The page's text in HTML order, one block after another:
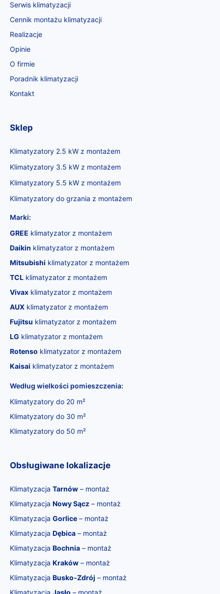
Serwis klimatyzacji
Cennik montażu klimatyzacji
Realizacje
Opinie
O firmie
Poradnik klimatyzacji
Kontakt
Sklep
Klimatyzatory 2.5 kW z montażem
Klimatyzatory 3.5 kW z montażem
Klimatyzatory 5.5 kW z montażem
Klimatyzatory do grzania z montażem
Marki:
GREE klimatyzator z montażem
Daikin klimatyzator z montażem
Mitsubishi klimatyzator z montażem
TCL klimatyzator z montażem
Vivax klimatyzator z montażem
AUX klimatyzator z montażem
Fujitsu klimatyzator z montażem
LG klimatyzator z montażem
Rotenso klimatyzator z montażem
Kaisai klimatyzator z montażem
Według wielkości pomieszczenia:
Klimatyzatory do 20 m²
Klimatyzatory do 30 m²
Klimatyzatory do 50 m²
Obsługiwane lokalizacje
Klimatyzacja Tarnów – montaż
Klimatyzacja Nowy Sącz – montaż
Klimatyzacja Gorlice – montaż
Klimatyzacja Dębica – montaż
Klimatyzacja Bochnia – montaż
Klimatyzacja Kraków – montaż
Klimatyzacja Busko‑Zdrój – montaż
Klimatyzacja Jasło – montaż